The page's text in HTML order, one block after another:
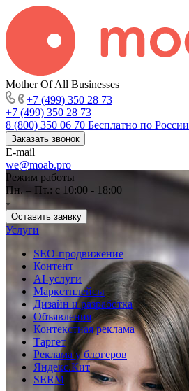
Mother Of All Businesses
+7 (499) 350 28 73
+7 (499) 350 28 73
8 (800) 350 06 70 Бесплатно по России
Заказать звонок
E-mail
we@moab.pro
Режим работы
Пн. – Пт.: с 10:00 - 18:00
Оставить заявку
Услуги
SEO-продвижение
Контент
AI-услуги
Маркетплейсы
Дизайн и разработка
Объявления
Контекстная реклама
Таргет
Реклама у блогеров
Яндекс.Кит
SERM